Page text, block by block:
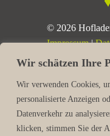
Wir schätzen Ihre
Wir verwenden Cookies,
personalisierte Anzeigen
Datenverkehr zu
klicken, stimmen Sie der
© 2026
Impressum|